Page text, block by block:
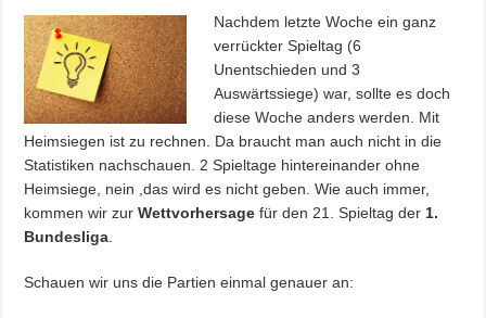
Nachdem letzte Woche ein ganz
verrückter Spieltag (6
Unentschieden und 3
Auswärtssiege) war, sollte es doch
diese Woche anders werden. Mit
Heimsiegen ist zu rechnen. Da braucht man auch nicht in die
Statistiken nachschauen. 2 Spieltage hintereinander ohne
Heimsiege, nein ,das wird es nicht geben. Wie auch immer,
kommen wir zurWettvorhersage für den 21. Spieltag der 1.
Bundesliga
Schauen wir uns die Partien einmal genauer an: